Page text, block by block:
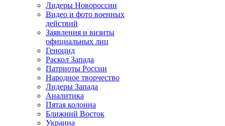
Лидеры Новороссии
Видео и фото военных
действий
Заявления и визиты
официальных лиц
Геноцид
Раскол Запада
Патриоты России
Народное творчество
Лидеры Запада
Аналитика
Пятая колонна
Ближний Восток
Украина